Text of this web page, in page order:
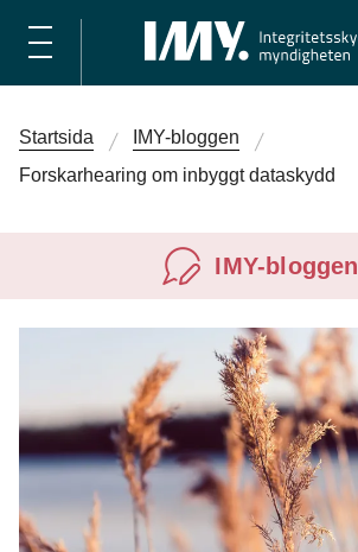
Startsida
IMY-bloggen
Forskarhearing om inbyggt dataskydd
IMY-bloggen